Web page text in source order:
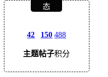
态
42
主题
150
帖子
488
积分